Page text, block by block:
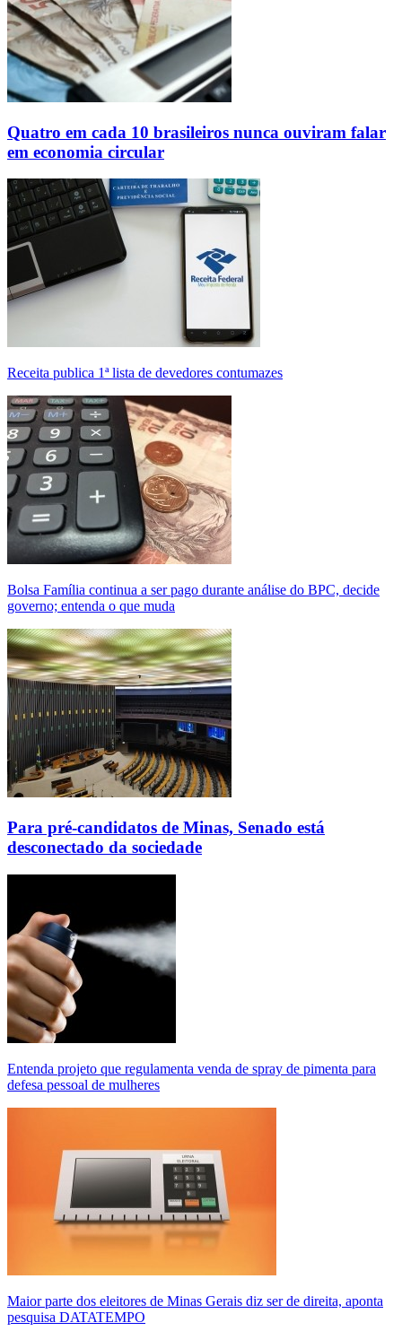
Quatro em cada 10 brasileiros nunca ouviram falar
em economia circular
Receita publica 1ª lista de devedores contumazes
Bolsa Família continua a ser pago durante análise do BPC, decide
governo; entenda o que muda
Para pré-candidatos de Minas, Senado está
desconectado da sociedade
Entenda projeto que regulamenta venda de spray de pimenta para
defesa pessoal de mulheres
Maior parte dos eleitores de Minas Gerais diz ser de direita, aponta
pesquisa DATATEMPO